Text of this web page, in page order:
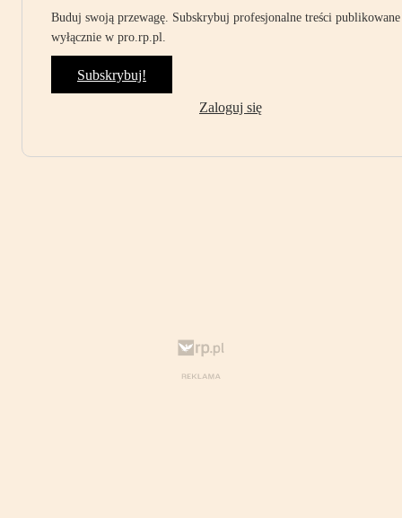
Buduj swoją przewagę. Subskrybuj profesjonalne treści publikowane
wyłącznie w pro.rp.pl.
Subskrybuj!
Zaloguj się